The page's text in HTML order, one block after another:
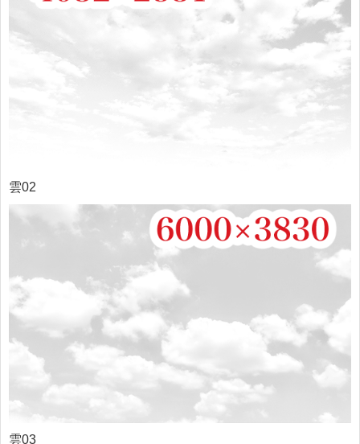
雲02
雲03